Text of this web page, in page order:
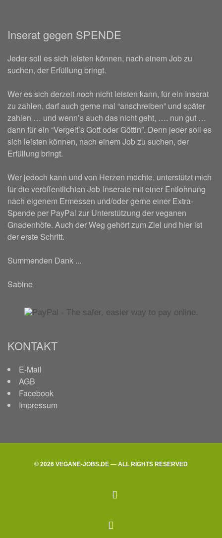
Inserat gegen SPENDE
Jeder soll es sich leisten können, nach einem Job zu
suchen, der Erfüllung bringt.
Wer es sich derzeit noch nicht leisten kann, für ein Inserat
zu zahlen, darf auch gerne mal “anschreiben” und später
zahlen … und wenn’s auch das nicht geht, …. nun gut …
dann für ein “Vergelt’s Gott oder Göttin”. Denn jeder soll es
sich leisten können, nach einem Job zu suchen, der
Erfüllung bringt.
Wer jedoch kann und von Herzen möchte, unterstützt mich
für die veröffentlichten Job-Inserate mit einer Entlohnung
nach eigenem Ermessen und/oder gerne einer Extra-
Spende per PayPal zur Unterstützung der veganen
Gnadenhöfe. Auch der Weg gehört zum Ziel und hier ist
der erste Schritt.
Summenden Dank ...
Sabine
KONTAKT
E-Mail
AGB
Facebook
Impressum
© 2026 VEGANE-JOBS.DE — ALL RIGHTS RESERVED